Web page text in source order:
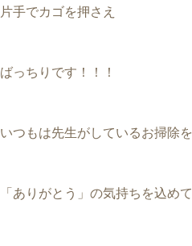
片手でカゴを押さえ
ばっちりです！！！
いつもは先生がしているお掃除を
「ありがとう」の気持ちを込めて